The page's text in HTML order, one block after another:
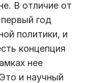
В отличие от
год
политики, и
концепция
нее
и научный